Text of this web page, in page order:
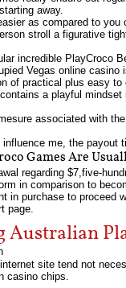
away.
as compared to
stroll a figurative
incredible PlayCroco
Vegas online
of practical plus easy
a playful
associated with
me, the payout
Games Are
regarding $7,five-
in comparison to
in purchase to
page.
Australian
site tend not
casino chips.